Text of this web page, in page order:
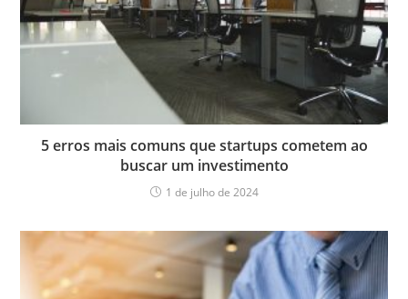
5 erros mais comuns que startups cometem ao
buscar um investimento
1 de julho de 2024